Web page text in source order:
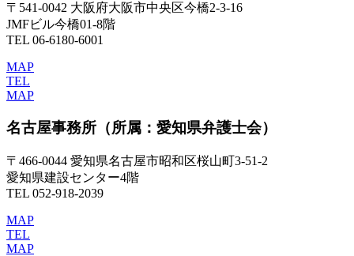
〒541-0042 大阪府大阪市中央区今橋2-3-16
JMFビル今橋01-8階
TEL 06-6180-6001
MAP
TEL
MAP
名古屋事務所 （所属：愛知県弁護士会）
〒466-0044 愛知県名古屋市昭和区桜山町3-51-2
愛知県建設センター4階
TEL 052-918-2039
MAP
TEL
MAP